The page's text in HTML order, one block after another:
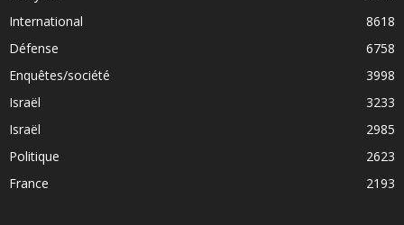
International
8618
Défense
6758
Enquêtes/société
3998
Israël
3233
Israël
2985
Politique
2623
France
2193